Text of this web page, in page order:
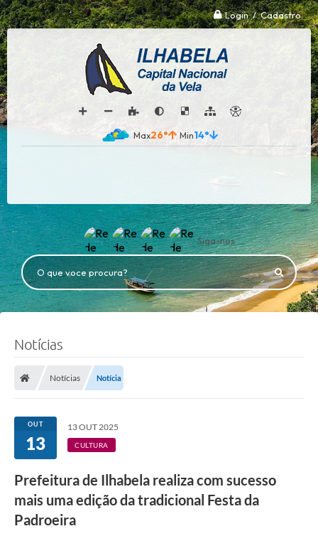
Login / Cadastro
26° 14°
Siga-nos
O que voce procura?
Notícias
Notícias Notícia
OUT
13
13 OUT 2025
CULTURA
Prefeitura de Ilhabela realiza com sucesso
mais uma edição da tradicional Festa da
Padroeira